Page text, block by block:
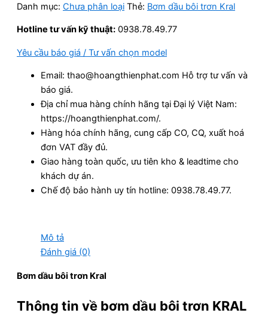
Danh mục: Chưa phân loại Thẻ: Bơm dầu bôi trơn Kral
Hotline tư vấn kỹ thuật: 0938.78.49.77
Yêu cầu báo giá / Tư vấn chọn model
Email: thao@hoangthienphat.com Hỗ trợ tư vấn và
báo giá.
Địa chỉ mua hàng chính hãng tại Đại lý Việt Nam:
https://hoangthienphat.com/.
Hàng hóa chính hãng, cung cấp CO, CQ, xuất hoá
đơn VAT đầy đủ.
Giao hàng toàn quốc, ưu tiên kho & leadtime cho
khách dự án.
Chế độ bảo hành uy tín hotline: 0938.78.49.77.
Mô tả
Đánh giá (0)
Bơm dầu bôi trơn Kral
Thông tin về bơm dầu bôi trơn KRAL